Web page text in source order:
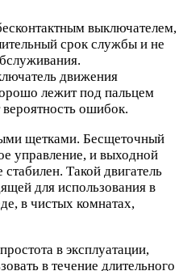
выключателем,
срок службы и не
движения
лежит под пальцем
ошибок.
щетками. Бесщеточный
управление, и выходной
Такой двигатель
для использования в
в чистых комнатах,
в эксплуатации,
в течение длительного